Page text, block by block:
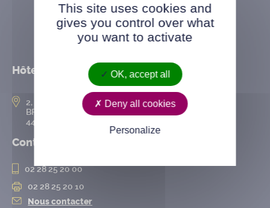
Hôtel de ville
2, rue de l’Hôtel-de-Ville
BP 50167
44802 Saint-Herblain cedex
Contact
02 28 25 20 00
02 28 25 20 10
Nous contacter
This site uses cookies and
gives you control over what
you want to activate
OK, accept all
Deny all cookies
Personalize